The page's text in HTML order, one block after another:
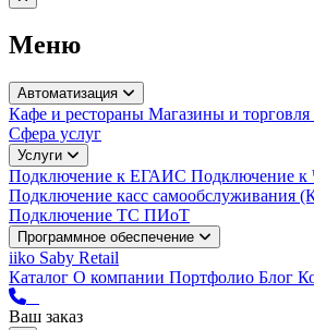
Меню
Автоматизация
Кафе и рестораны Магазины и торговля
Сфера услуг
Услуги
Подключение к ЕГАИС Подключение к
Подключение касс самообслуживания
Подключение ТС ПИоТ
Программное обеспечение
iiko Saby Retail
Каталог О компании Портфолио Блог
Ваш заказ